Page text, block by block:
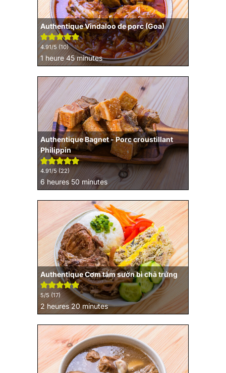
Authentique Vindaloo de porc (Goa)
4.91/5 (10)
1heure
heure 45minutes
minutes
Authentique Bagnet - Porc croustillant
Philippin
4.91/5 (22)
6 heures
heures 50minutes
minutes
Authentique Cơm tấm sườn bì chả trứng
5/5 (17)
2 heures
heures 20minutes
minutes